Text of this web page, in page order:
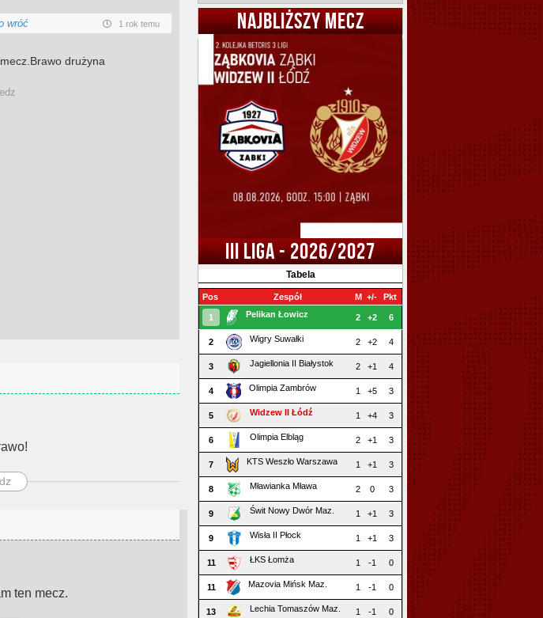
wróć 1 rok temu
drużyna
ten mecz.
NAJBLIŻSZY MECZ
III LIGA - 2026/2027
Tabela
Pos Zespół M +/- Pkt
1 Pelikan Łowicz 2 +2 6
2 Wigry Suwałki 2 +2 4
3 Jagiellonia II Białystok 2 +1 4
4 Olimpia Zambrów 1 +5 3
5 Widzew II Łódź 1 +4 3
6 Olimpia Elbląg 2 +1 3
7 KTS Weszło Warszawa 1 +1 3
8 Mławianka Mława 2 0 3
9 Świt Nowy Dwór Maz. 1 +1 3
9 Wisła II Płock 1 +1 3
11 ŁKS Łomża 1 -1 0
11 Mazovia Mińsk Maz. 1 -1 0
13 Lechia Tomaszów Maz. 1 -1 0